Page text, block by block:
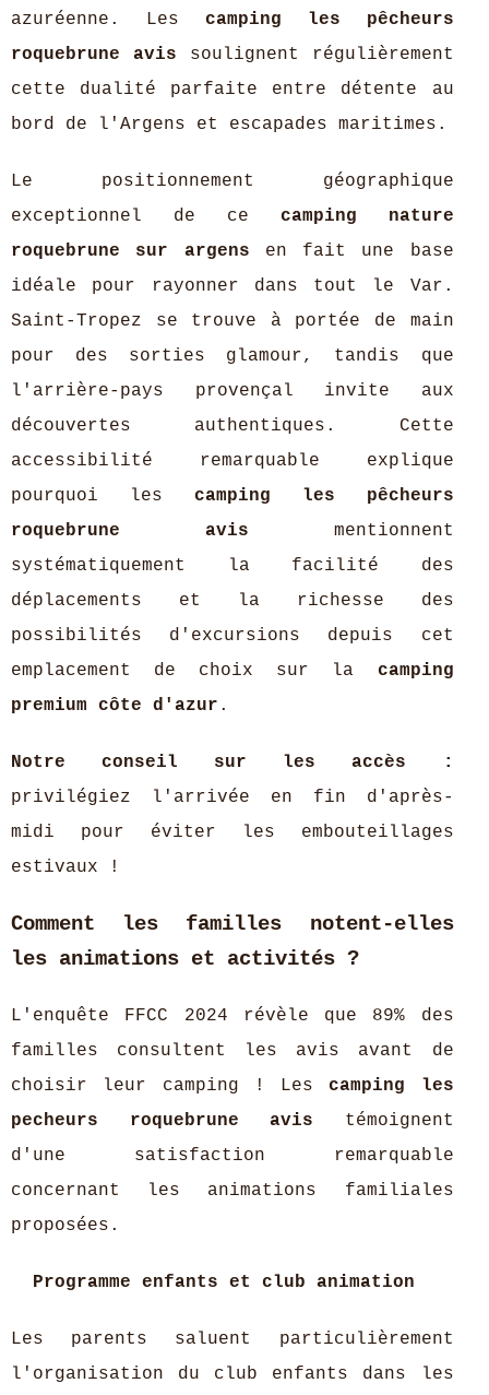
azuréenne. Les camping les pêcheurs
roquebrune avis soulignent régulièrement
cette dualité parfaite entre détente au
bord de l'Argens et escapades maritimes.
Le positionnement géographique
exceptionnel de ce camping nature
roquebrune sur argens en fait une base
idéale pour rayonner dans tout le Var.
Saint-Tropez se trouve à portée de main
pour des sorties glamour, tandis que
l'arrière-pays provençal invite aux
découvertes authentiques. Cette
accessibilité remarquable explique
pourquoi les camping les pêcheurs
roquebrune avis mentionnent
systématiquement la facilité des
déplacements et la richesse des
possibilités d'excursions depuis cet
emplacement de choix sur la camping
premium côte d'azur .
Notre conseil sur les accès :
privilégiez l'arrivée en fin d'après-
midi pour éviter les embouteillages
estivaux !
Comment les familles notent-elles
les animations et activités ?
L'enquête FFCC 2024 révèle que 89% des
familles consultent les avis avant de
choisir leur camping ! Lescamping les
pecheurs roquebrune avis témoignent
d'une satisfaction remarquable
concernant les animations familiales
proposées.
Programme enfants et club animation
Les parents saluent particulièrement
l'organisation du club enfants dans les